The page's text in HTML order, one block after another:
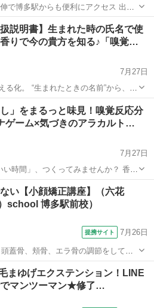
★★ ストレス・快眠・頭痛・眼精疲労・首こり...
マッサージ
扱説明書】生まれた時の氏名で使
りで今の貴方を知る♪「嗅覚…
7月27日
る化。 “生まれたときの名前”から、今
セツ（取扱説明書）」を作ってみませんか？ 【Part 1：嗅覚反...
アロマ
」をまるっと味見！嗅覚反応分
ゲーム×気づきのアラカルト…
7月27日
間」、つくってみませんか？ 香り
る「嗅覚反応分析」、 人生の価値観
バナゲーム」、 そしてちょっぴり深
アロマ 嗅覚
い【小顔矯正講座】（六花
school 博多駅前校）
提携サイト 7月26日
蓋骨、頬骨、エラ骨の調節をしてい
、かみ合わせ、顎関節症などの症状
も高く、１回の施術で変化があり、
間、...
まゆげエクステンション！LINE
でマンツーマン★修了…